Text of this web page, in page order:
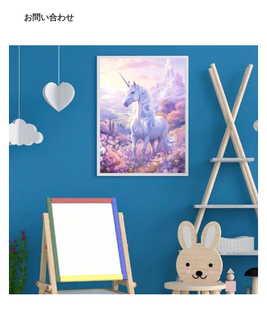
The brooch is perfect for everyday wear, especially enhancing
お問い合わせ